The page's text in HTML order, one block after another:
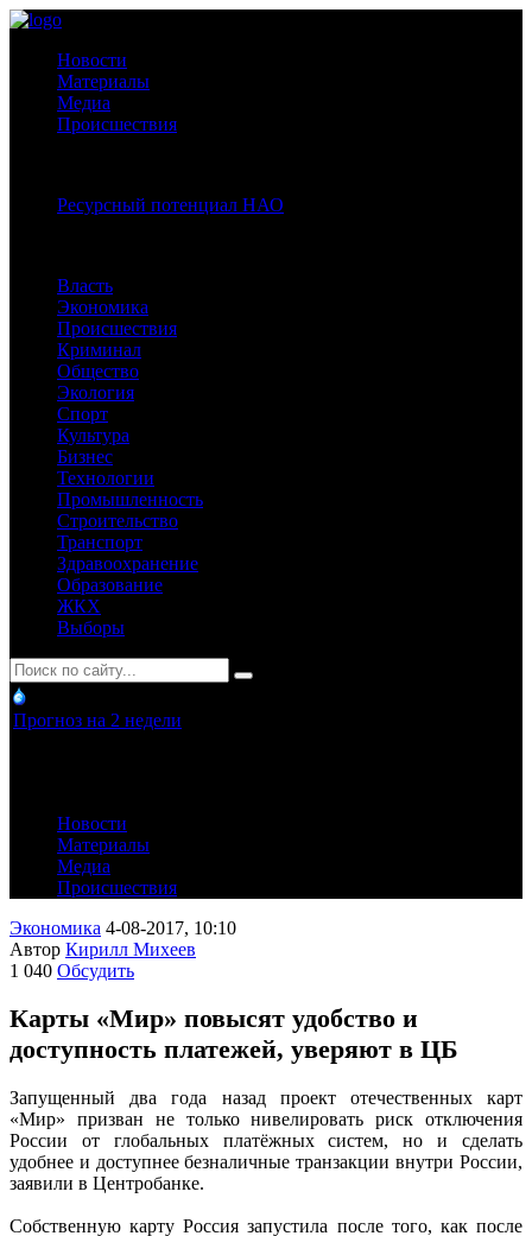
Новости
Материалы
Медиа
Происшествия
Ресурсный потенциал НАО
Власть
Экономика
Происшествия
Криминал
Общество
Экология
Спорт
Культура
Бизнес
Технологии
Промышленность
Строительство
Транспорт
Здравоохранение
Образование
ЖКХ
Выборы
Прогноз на 2 недели
Новости
Материалы
Медиа
Происшествия
Экономика 4-08-2017, 10:10
Автор Кирилл Михеев
1 040 Обсудить
Карты «Мир» повысят удобство и
доступность платежей, уверяют в ЦБ
Запущенный два года назад проект отечественных карт
«Мир» призван не только нивелировать риск отключения
России от глобальных платёжных систем, но и сделать
удобнее и доступнее безналичные транзакции внутри России,
заявили в Центробанке.
Собственную карту Россия запустила после того, как после